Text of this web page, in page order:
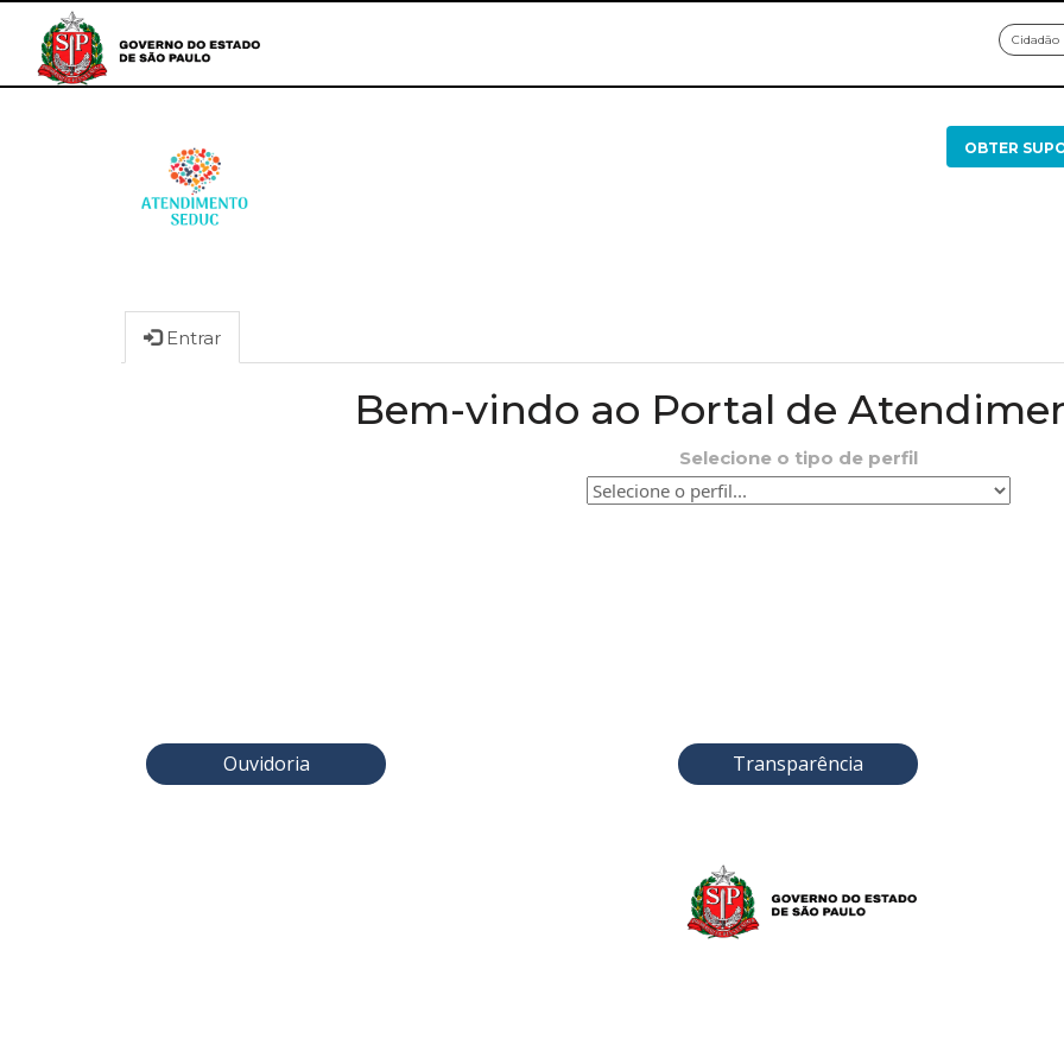
Cidadão
OBTER
Entrar
Bem-vindo ao Portal de
Selecione o tipo de perfil
Ouvidoria Transparência